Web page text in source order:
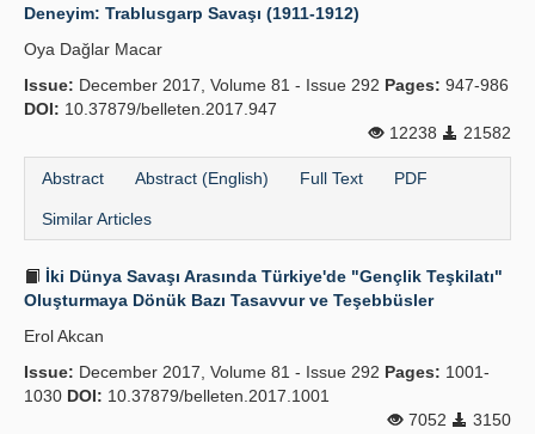
Deneyim: Trablusgarp Savaşı (1911-1912)
Oya Dağlar Macar
Issue: December 2017, Volume 81 - Issue 292 Pages: 947-986
DOI: 10.37879/belleten.2017.947
12238
21582
Abstract Abstract (English) Full Text PDF
Similar Articles
İki Dünya Savaşı Arasında Türkiye'de "Gençlik Teşkilatı"
Oluşturmaya Dönük Bazı Tasavvur ve Teşebbüsler
Erol Akcan
Issue: December 2017, Volume 81 - Issue 292 Pages: 1001-
1030 DOI: 10.37879/belleten.2017.1001
7052
3150